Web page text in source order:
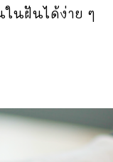
นฝันได้ง่าย ๆ